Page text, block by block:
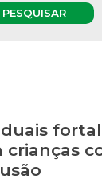
PESQUISAR